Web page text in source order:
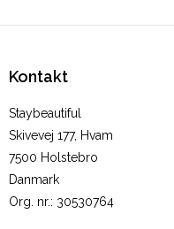
Kontakt
Staybeautiful
Skivevej 177, Hvam
7500 Holstebro
Danmark
Org. nr.: 30530764